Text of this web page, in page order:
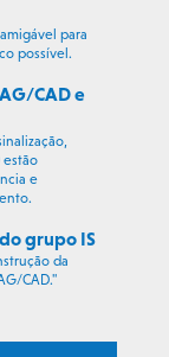
para
possível.
CAD e
estão
e
grupo IS
da
CAD."